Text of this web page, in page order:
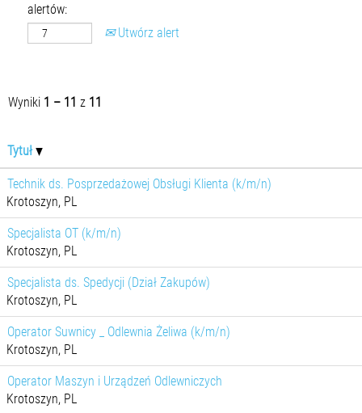
alertów:
Utwórz alert
Wyniki 1 – 11 z 11
Tytuł
Technik ds. Posprzedażowej Obsługi Klienta (k/m/n)
Krotoszyn, PL
Specjalista OT (k/m/n)
Krotoszyn, PL
Specjalista ds. Spedycji (Dział Zakupów)
Krotoszyn, PL
Operator Suwnicy _ Odlewnia Żeliwa (k/m/n)
Krotoszyn, PL
Operator Maszyn i Urządzeń Odlewniczych
Krotoszyn, PL